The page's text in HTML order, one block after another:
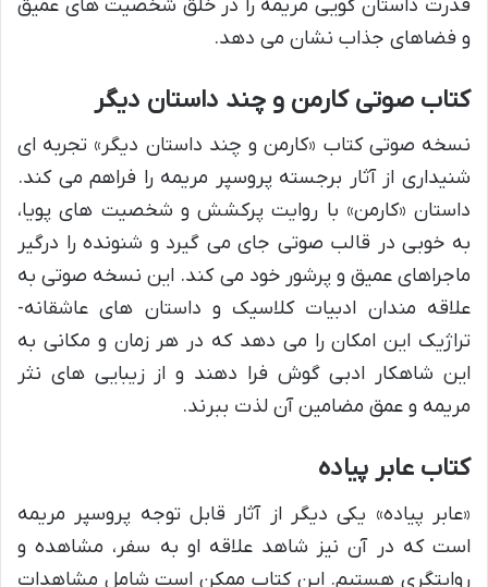
قدرت داستان گویی مریمه را در خلق شخصیت های عمیق
و فضاهای جذاب نشان می دهد.
کتاب صوتی کارمن و چند داستان دیگر
نسخه صوتی کتاب «کارمن و چند داستان دیگر» تجربه ای
شنیداری از آثار برجسته پروسپر مریمه را فراهم می کند.
داستان «کارمن» با روایت پرکشش و شخصیت های پویا،
به خوبی در قالب صوتی جای می گیرد و شنونده را درگیر
ماجراهای عمیق و پرشور خود می کند. این نسخه صوتی به
علاقه مندان ادبیات کلاسیک و داستان های عاشقانه-
تراژیک این امکان را می دهد که در هر زمان و مکانی به
این شاهکار ادبی گوش فرا دهند و از زیبایی های نثر
مریمه و عمق مضامین آن لذت ببرند.
کتاب عابر پیاده
«عابر پیاده» یکی دیگر از آثار قابل توجه پروسپر مریمه
است که در آن نیز شاهد علاقه او به سفر، مشاهده و
روایتگری هستیم. این کتاب ممکن است شامل مشاهدات